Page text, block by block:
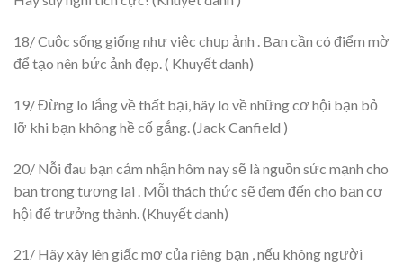
18/ Cuộc sống giống như việc chụp ảnh . Bạn cần có điểm mờ
để tạo nên bức ảnh đẹp. ( Khuyết danh)
19/ Đừng lo lắng về thất bại, hãy lo về những cơ hội bạn bỏ
lỡ khi bạn không hề cố gắng. (Jack Canfield )
20/ Nỗi đau bạn cảm nhận hôm nay sẽ là nguồn sức mạnh cho
bạn trong tương lai . Mỗi thách thức sẽ đem đến cho bạn cơ
hội để trưởng thành. (Khuyết danh)
21/ Hãy xây lên giấc mơ của riêng bạn , nếu không người